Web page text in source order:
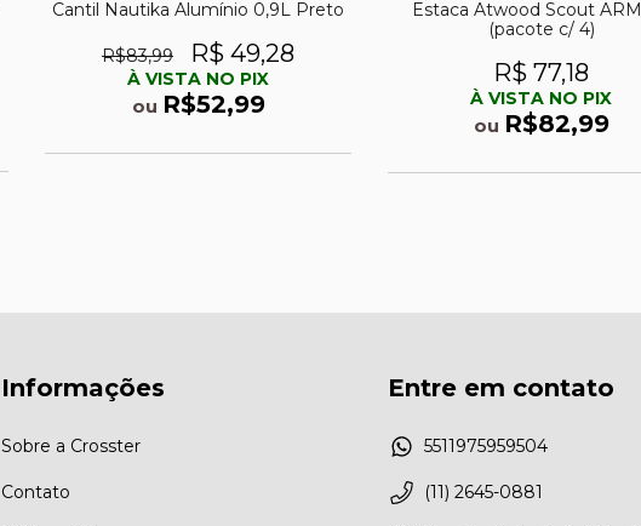
Cantil Nautika Alumínio 0,9L Preto
R$83,99 R$ 49,28
À VISTA NO PIX
ou R$52,99
Estaca Atwood Scout
(pacote c/ 4)
R$ 77,18
À VISTA NO PIX
ou R$82,99
Informações
Sobre a Crosster
Contato
Entre em contato
5511975959504
(11) 2645-0881